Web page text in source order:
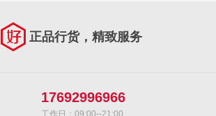
正品行货，精致服务
17692996966
工作日：09:00--21:00